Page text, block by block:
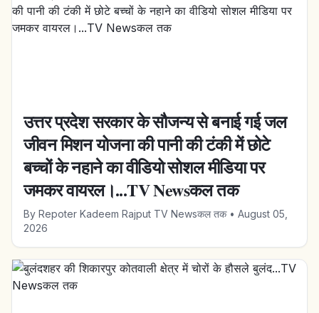
उत्तर प्रदेश सरकार के सौजन्य से बनाई गई जल
जीवन मिशन योजना की पानी की टंकी में छोटे
बच्चों के नहाने का वीडियो सोशल मीडिया पर
जमकर वायरल।...TV Newsकल तक
By Repoter Kadeem Rajput TV Newsकल तक• August 05,
2026